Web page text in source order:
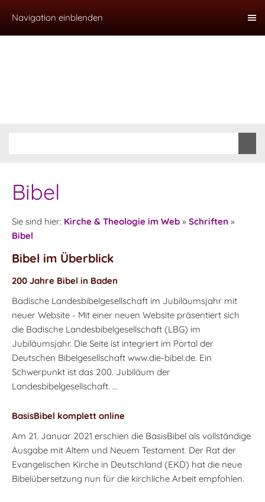
Navigation einblenden
Bibel
Sie sind hier: Kirche & Theologie im Web » Schriften »
Bibel
Bibel im Überblick
200 Jahre Bibel in Baden
Badische Landesbibelgesellschaft im Jubiläumsjahr mit
neuer Website - Mit einer neuen Website präsentiert sich
die Badische Landesbibelgesellschaft (LBG) im
Jubiläumsjahr. Die Seite ist integriert im Portal der
Deutschen Bibelgesellschaft www.die-bibel.de. Ein
Schwerpunkt ist das 200. Jubiläum der
Landesbibelgesellschaft. ...
BasisBibel komplett online
Am 21. Januar 2021 erschien die BasisBibel als vollständige
Ausgabe mit Altem und Neuem Testament. Der Rat der
Evangelischen Kirche in Deutschland (EKD) hat die neue
Bibelübersetzung nun für die kirchliche Arbeit empfohlen.